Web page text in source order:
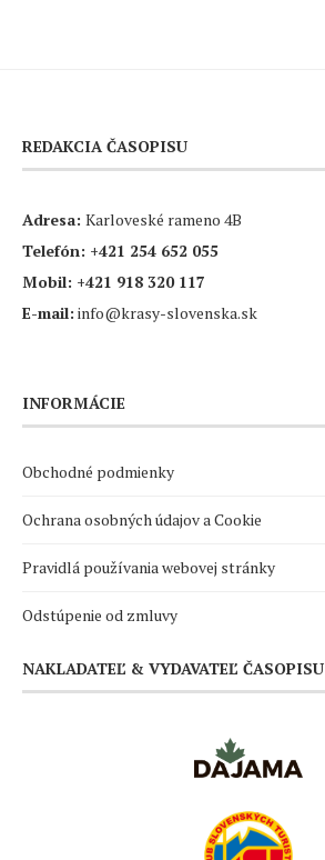
REDAKCIA ČASOPISU
Adresa: Karloveské rameno 4B
Telefón: +421 254 652 055
Mobil: +421 918 320 117
E-mail: info@krasy-slovenska.sk
INFORMÁCIE
Obchodné podmienky
Ochrana osobných údajov a Cookie
Pravidlá používania webovej stránky
Odstúpenie od zmluvy
NAKLADATEĽ & VYDAVATEĽ ČASOPISU